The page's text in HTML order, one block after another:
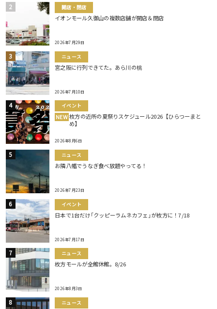
開店・閉店
イオンモール久御山の複数店舗が開店＆閉店
2026年7月29日
ニュース
宮之阪に行列できてた。あら川の桃
2026年7月10日
イベント
NEW 枚方の近所の夏祭りスケジュール2026【ひらつーまと
め】
2026年8月6日
ニュース
お隣八幡でうなぎ食べ放題やってる！
2026年7月23日
イベント
日本で1台だけ｢クッピーラムネカフェ｣が枚方に！7/18
2026年7月17日
ニュース
枚方モールが全館休館。8/26
2026年8月3日
ニュース